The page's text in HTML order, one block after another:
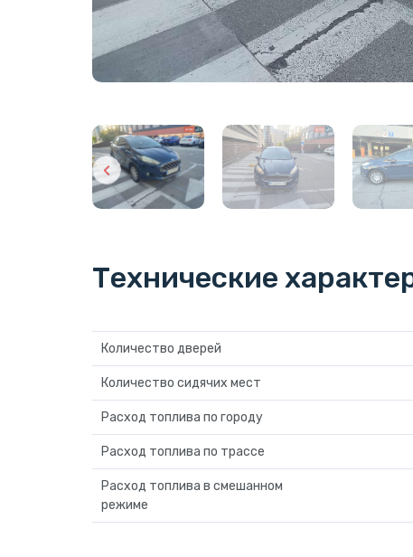
Технические
Количество дверей
Количество сидячих мест
Расход топлива по городу
Расход топлива по трассе
Расход топлива в смешанном
режиме